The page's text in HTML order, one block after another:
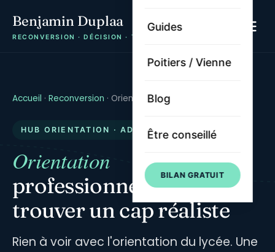
Benjamin Duplaa
RECONVERSION · DÉCISION · TRAJECTOIRE
Guides
Poitiers / Vienne
Blog
Être conseillé
BILAN GRATUIT
Accueil · Reconversion · Orientation adulte
HUB ORIENTATION · ADULTE
Orientation
professionnelle adulte —
trouver un cap réaliste
Rien à voir avec l'orientation du lycée. Une